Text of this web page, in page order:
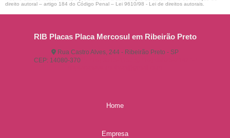
direito autoral – artigo 184 do Código Penal – Lei 9610/98 - Lei de direitos autorais
RIB Placas Placa Mercosul em Ribeirão Preto
Rua Castro Alves, 244 - Ribeirão Preto - SP
CEP: 14080-370
Home
Empresa